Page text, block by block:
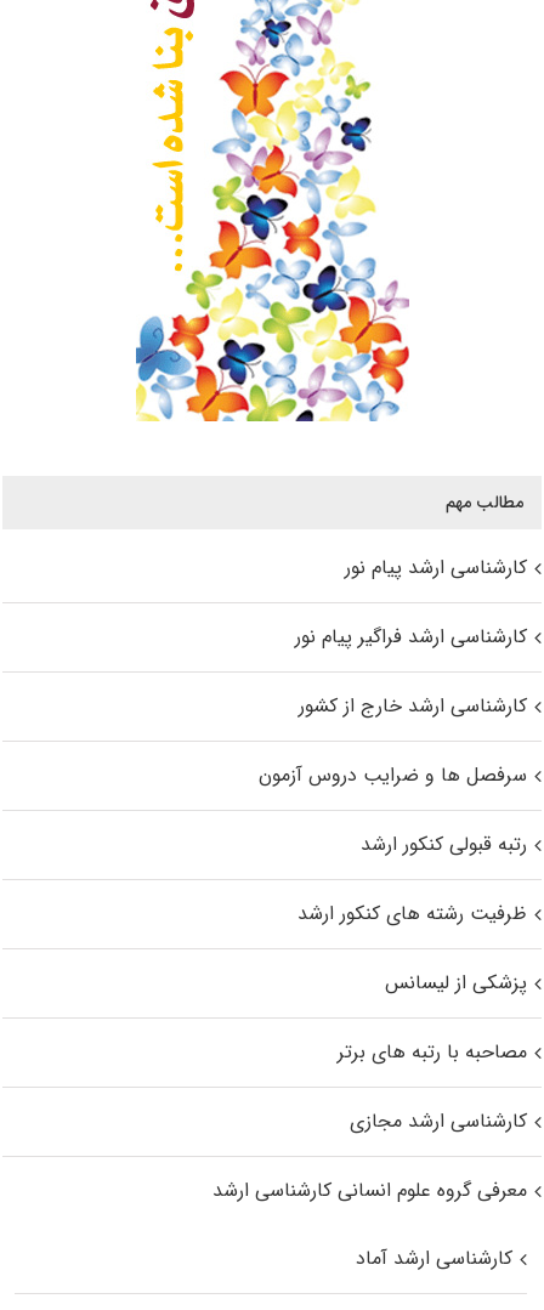
مطالب مهم
کارشناسی ارشد پیام نور
کارشناسی ارشد فراگیر پیام نور
کارشناسی ارشد خارج از کشور
سرفصل ها و ضرایب دروس آزمون
رتبه قبولی کنکور ارشد
ظرفیت رشته های کنکور ارشد
پزشکی از لیسانس
مصاحبه با رتبه های برتر
کارشناسی ارشد مجازی
معرفی گروه علوم انسانی کارشناسی ارشد
کارشناسی ارشد آماد